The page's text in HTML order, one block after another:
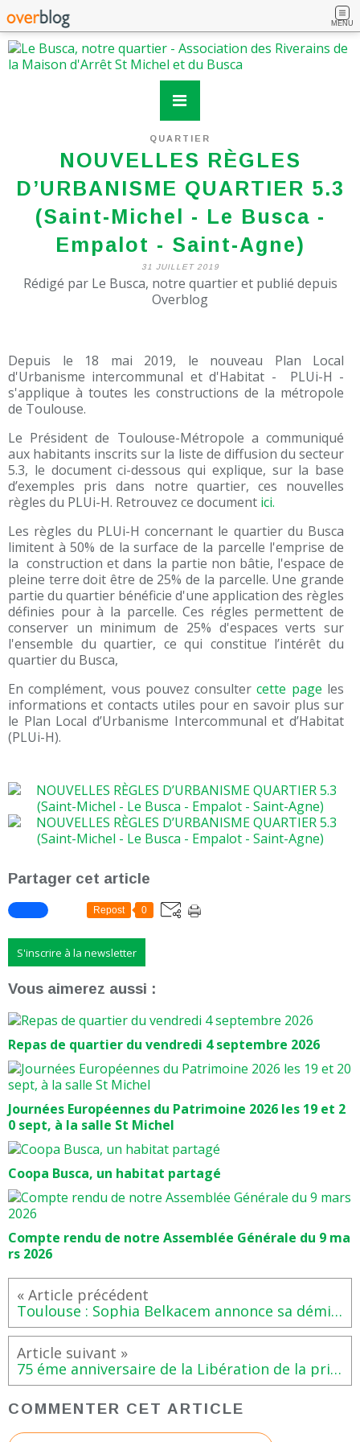
MENU
QUARTIER
NOUVELLES RÈGLES
D’URBANISME QUARTIER 5.3
(Saint-Michel - Le Busca -
Empalot - Saint-Agne)
31 JUILLET 2019
Rédigé par Le Busca, notre quartier et publié depuis
Overblog
Depuis le 18 mai 2019, le nouveau Plan Local
d'Urbanisme intercommunal et d'Habitat - PLUi-H -
s'applique à toutes les constructions de la métropole
de Toulouse.
Le Président de Toulouse-Métropole a communiqué
aux habitants inscrits sur la liste de diffusion du secteur
5.3, le document ci-dessous qui explique, sur la base
d’exemples pris dans notre quartier, ces nouvelles
règles du PLUi-H. Retrouvez ce document ici.
Les règles du PLUi-H concernant le quartier du Busca
limitent à 50% de la surface de la parcelle l'emprise de
la construction et dans la partie non bâtie, l'espace de
pleine terre doit être de 25% de la parcelle. Une grande
partie du quartier bénéficie d'une application des règles
définies pour à la parcelle. Ces régles permettent de
conserver un minimum de 25% d'espaces verts sur
l'ensemble du quartier, ce qui constitue l’intérêt du
quartier du Busca,
En complément, vous pouvez consultercette page les
informations et contacts utiles pour en savoir plus sur
le Plan Local d’Urbanisme Intercommunal et d’Habitat
(PLUi-H).
Partager cet article
Repost 0
S'inscrire à la newsletter
Vous aimerez aussi :
Repas de quartier du vendredi 4 septembre 2026
Journées Européennes du Patrimoine 2026 les 19 et 2
0 sept, à la salle St Michel
Coopa Busca, un habitat partagé
Compte rendu de notre Assemblée Générale du 9 ma
rs 2026
Toulouse : Sophia Belkacem annonce sa démission surprise du conseil municipal
75 éme anniversaire de la Libération de la prison Saint-Michel, dimanche 18 août, à 11 H
COMMENTER CET ARTICLE